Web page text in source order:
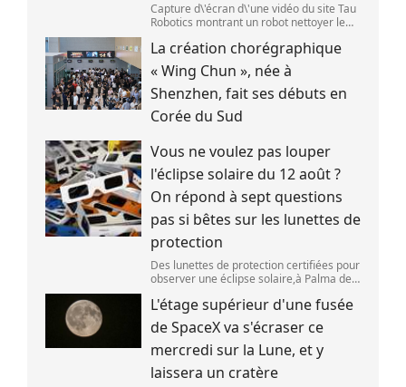
Capture d\'écran d\'une vidéo du site Tau
Robotics montrant un robot nettoyer le
Robotics)
La création chorégraphique
« Wing Chun », née à
Shenzhen, fait ses débuts en
Corée du Sud
Vous ne voulez pas louper
l'éclipse solaire du 12 août ?
On répond à sept questions
pas si bêtes sur les lunettes de
protection
Des lunettes de protection certifiées pour
observer une éclipse solaire,à Palma de
(JAIME REINA )
L'étage supérieur d'une fusée
de SpaceX va s'écraser ce
mercredi sur la Lune, et y
laissera un cratère